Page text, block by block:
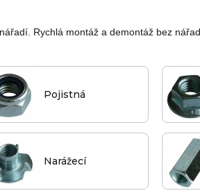
Rychlá montáž a demontáž bez
Pojistná
Narážecí